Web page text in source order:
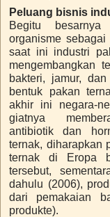
Peluang bisnis
Begitu
organisme
saat ini industri
mengembangkan
bakteri, jamur,
bentuk pakan
akhir ini negara-
giatnya
antibiotik dan
ternak, diharapkan
ternak di Eropa
tersebut,
dahulu (2006),
dari pemakaian
produkte).